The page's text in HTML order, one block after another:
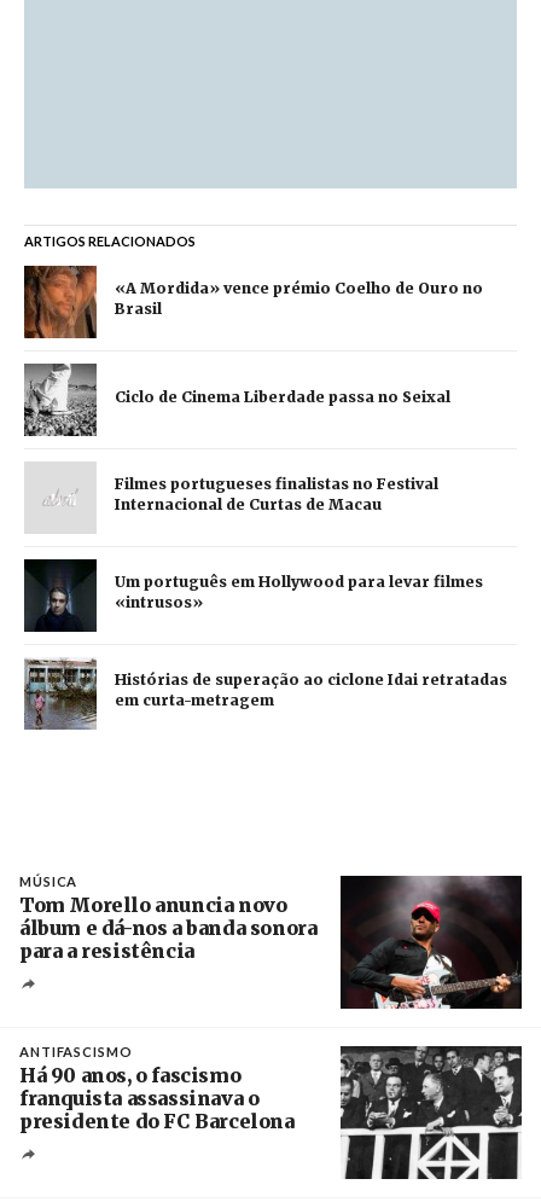
ARTIGOS RELACIONADOS
«A Mordida» vence prémio Coelho de Ouro no
Brasil
Ciclo de Cinema Liberdade passa no Seixal
Filmes portugueses finalistas no Festival
Internacional de Curtas de Macau
Um português em Hollywood para levar filmes
«intrusos»
Histórias de superação ao ciclone Idai retratadas
em curta-metragem
MÚSICA
Tom Morello anuncia novo
álbum e dá-nos a banda sonora
para a resistência
ANTIFASCISMO
Há 90 anos, o fascismo
franquista assassinava o
presidente do FC Barcelona